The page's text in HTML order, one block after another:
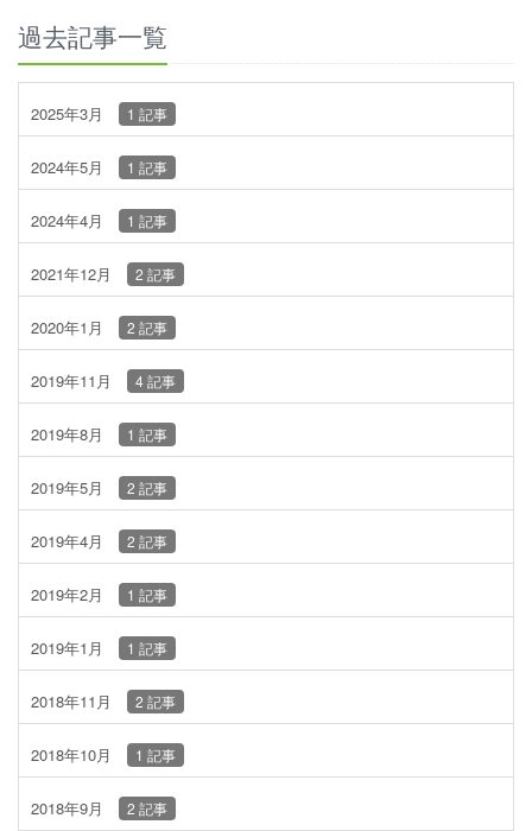
過去記事一覧
2025年3月 1 記事
2024年5月 1 記事
2024年4月 1 記事
2021年12月 2 記事
2020年1月 2 記事
2019年11月 4 記事
2019年8月 1 記事
2019年5月 2 記事
2019年4月 2 記事
2019年2月 1 記事
2019年1月 1 記事
2018年11月 2 記事
2018年10月 1 記事
2018年9月 2 記事